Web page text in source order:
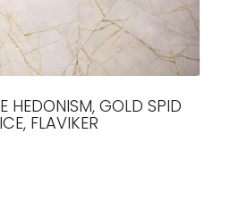
HEDONISM, GOLD SPID
FLAVIKER